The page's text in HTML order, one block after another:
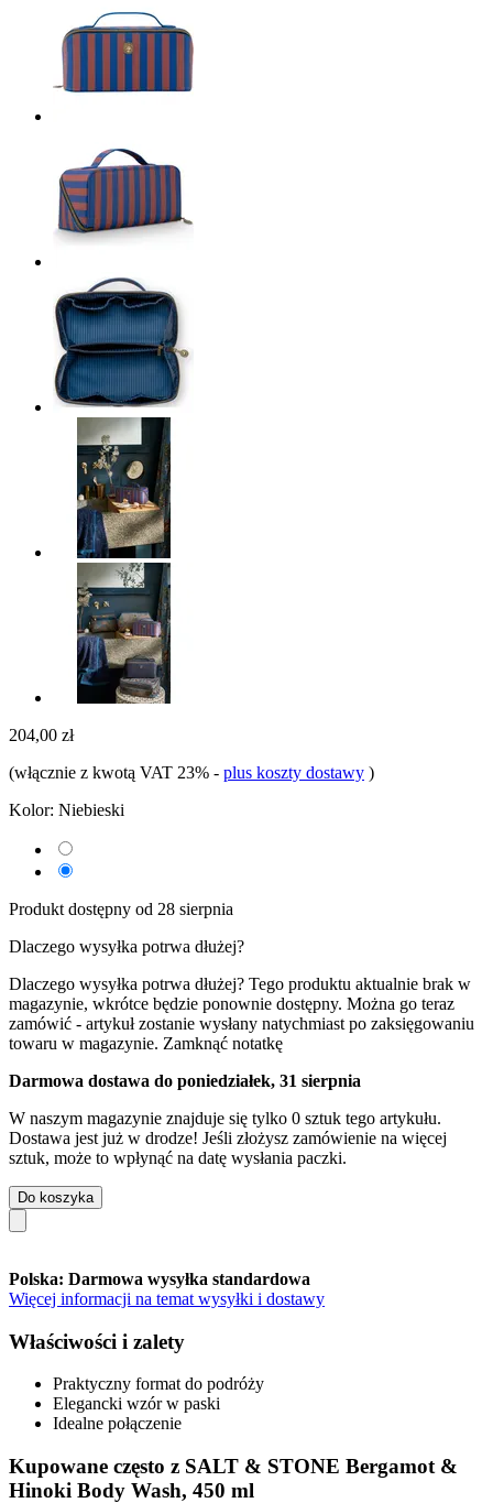
204,00 zł
(włącznie z kwotą VAT 23% - plus koszty dostawy )
Kolor: Niebieski
Produkt dostępny od 28 sierpnia
Dlaczego wysyłka potrwa dłużej?
Dlaczego wysyłka potrwa dłużej? Tego produktu aktualnie brak w
magazynie, wkrótce będzie ponownie dostępny. Można go teraz
zamówić - artykuł zostanie wysłany natychmiast po zaksięgowaniu
towaru w magazynie. Zamknąć notatkę
Darmowa dostawa do poniedziałek, 31 sierpnia
W naszym magazynie znajduje się tylko 0 sztuk tego artykułu.
Dostawa jest już w drodze! Jeśli złożysz zamówienie na więcej
sztuk, może to wpłynąć na datę wysłania paczki.
Do koszyka
Polska: Darmowa wysyłka standardowa
Więcej informacji na temat wysyłki i dostawy
Właściwości i zalety
Praktyczny format do podróży
Elegancki wzór w paski
Idealne połączenie
Kupowane często z SALT & STONE Bergamot &
Hinoki Body Wash, 450 ml